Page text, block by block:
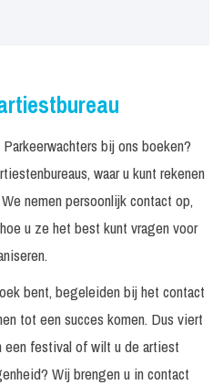
bij ons boeken?
waar u kunt rekenen
nemen persoonlijk contact op,
u ze het best kunt vragen voor
bent, begeleiden bij het contact
tot een succes komen. Dus viert
een festival of wilt u de artiest
Wij brengen u in contact